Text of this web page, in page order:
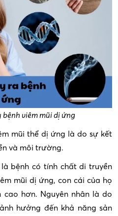
viêm mũi dị ứng
mũi thể dị ứng là do sự kết
và môi trường.
bệnh có tính chất di truyền
mũi dị ứng, con cái của họ
cao hơn. Nguyên nhân là do
hưởng đến khả năng sản